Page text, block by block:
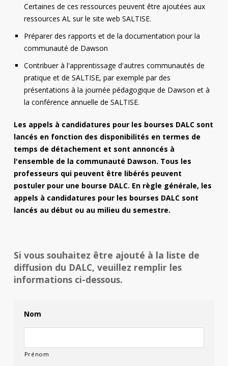
Certaines de ces ressources peuvent être ajoutées aux
ressources AL sur le site web SALTISE.
Préparer des rapports et de la documentation pour la
communauté de Dawson
Contribuer à l'apprentissage d'autres communautés de
pratique et de SALTISE, par exemple par des
présentations à la journée pédagogique de Dawson et à
la conférence annuelle de SALTISE.
Les appels à candidatures pour les bourses DALC sont
lancés en fonction des disponibilités en termes de
temps de détachement et sont annoncés à
l'ensemble de la communauté Dawson. Tous les
professeurs qui peuvent être libérés peuvent
postuler pour une bourse DALC. En règle générale, les
appels à candidatures pour les bourses DALC sont
lancés au début ou au milieu du semestre.
Si vous souhaitez être ajouté à la liste de
diffusion du DALC, veuillez remplir les
informations ci-dessous.
Nom
Prénom